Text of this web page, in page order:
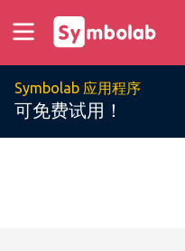
Symbolab 应用程序
可免费试用！